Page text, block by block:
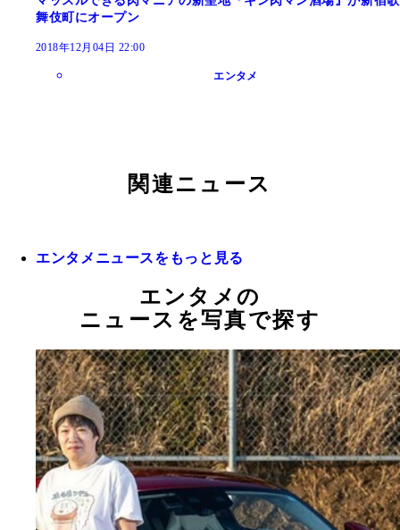
舞伎町にオープン
2018年12月04日 22:00
エンタメ
関連ニュース
エンタメニュースをもっと見る
エンタメの
ニュースを写真で探す